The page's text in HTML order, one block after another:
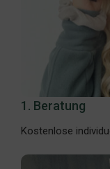
1. Beratung
Kostenlose